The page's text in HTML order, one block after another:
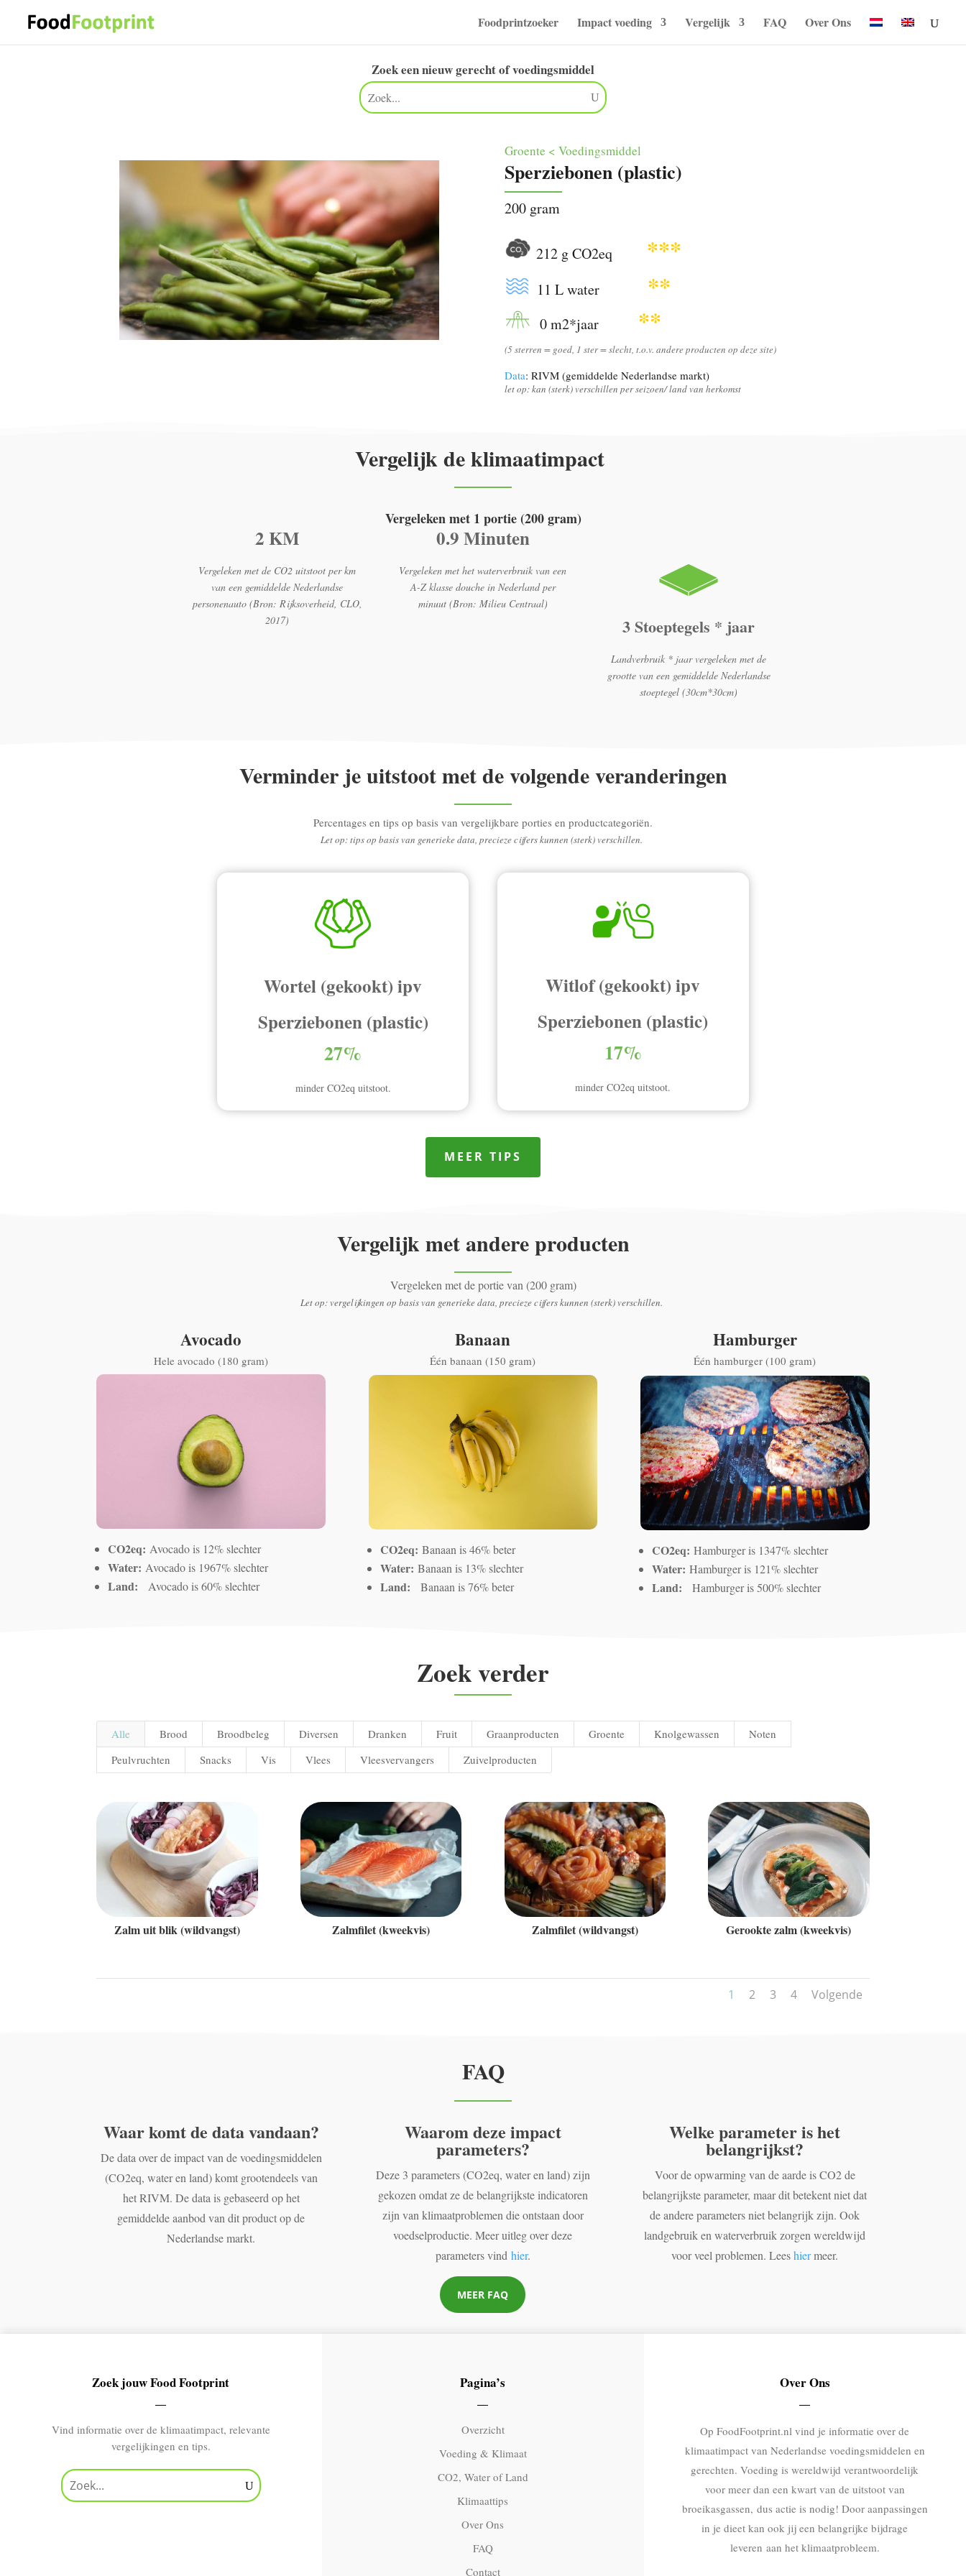
Foodprintzoeker Impact voeding Vergelijk FAQ Over Ons
Zoek een nieuw gerecht of voedingsmiddel
Groente < Voedingsmiddel
Sperziebonen (plastic)
200 gram
212 g CO2eq ***
11 L water **
0 m2*jaar **
(5 sterren = goed, 1 ster = slecht, t.o.v. andere producten op deze site)
Data: RIVM (gemiddelde Nederlandse markt)
let op: kan (sterk) verschillen per seizoen/ land van herkomst
Vergelijk de klimaatimpact
Vergeleken met 1 portie (200 gram)
2 KM
Vergeleken met de CO2 uitstoot per km
van een gemiddelde Nederlandse
personenauto (Bron: Rijksoverheid, CLO,
2017)
0.9 Minuten
Vergeleken met het waterverbruik van een
A-Z klasse douche in Nederland per
minuut (Bron: Milieu Centraal)
3 Stoeptegels * jaar
Landverbruik * jaar vergeleken met de
grootte van een gemiddelde Nederlandse
stoeptegel (30cm*30cm)
Verminder je uitstoot met de volgende veranderingen
Percentages en tips op basis van vergelijkbare porties en productcategoriën.
Let op: tips op basis van generieke data, precieze cijfers kunnen (sterk) verschillen.
Wortel (gekookt) ipv
Sperziebonen (plastic)
27%
minder CO2eq uitstoot.
Witlof (gekookt) ipv
Sperziebonen (plastic)
17%
minder CO2eq uitstoot.
MEER TIPS
Vergelijk met andere producten
Vergeleken met de portie van (200 gram)
Let op: vergelijkingen op basis van generieke data, precieze cijfers kunnen (sterk) verschillen.
Avocado
Hele avocado (180 gram)
CO2eq:Avocado is 12% slechter
Water:Avocado is 1967% slechter
Land:Avocado is 60% slechter
Banaan
Één banaan (150 gram)
CO2eq: Banaan is 46% beter
Water: Banaan is 13% slechter
Land: Banaan is 76% beter
Hamburger
Één hamburger (100 gram)
CO2eq: Hamburger is 1347% slechter
Water: Hamburger is 121% slechter
Land: Hamburger is 500% slechter
Zoek verder
Alle Brood Broodbeleg Diversen Dranken Fruit Graanproducten Groente Knolgewassen
Noten
Peulvruchten
Snacks Vis Vlees Vleesvervangers Zuivelproducten
Zalm uit blik (wildvangst) Zalmfilet (kweekvis) Zalmfilet (wildvangst) Gerookte zalm (kweekvis)
1 2 3 4 Volgende
FAQ
Waar komt de data vandaan?
De data over de impact van de voedingsmiddelen
(CO2eq, water en land) komt grootendeels van
het RIVM. De data is gebaseerd op het
gemiddelde aanbod van dit product op de
Nederlandse markt.
Waarom deze impact
parameters?
Deze 3 parameters (CO2eq, water en land) zijn
gekozen omdat ze de belangrijkste indicatoren
zijn van klimaatproblemen die ontstaan door
voedselproductie. Meer uitleg over deze
parameters vind hier.
Welke parameter is het
belangrijkst?
Voor de opwarming van de aarde is CO2 de
belangrijkste parameter, maar dit betekent niet dat
de andere parameters niet belangrijk zijn. Ook
landgebruik en waterverbruik zorgen wereldwijd
voor veel problemen. Leeshiermeer.
MEER FAQ
Zoek jouw Food Footprint
Vind informatie over de klimaatimpact, relevante
vergelijkingen en tips.
Pagina’s
Overzicht
Voeding & Klimaat
CO2, Water of Land
Klimaattips
Over Ons
FAQ
Contact
Over Ons
Op FoodFootprint.nl vind je informatie over de
klimaatimpact van Nederlandse voedingsmiddelen en
gerechten. Voeding is wereldwijd verantwoordelijk
voor meer dan een kwart van de uitstoot van
broeikasgassen, dus actie is nodig! Door aanpassingen
in je dieet kan ook jij een belangrijke bijdrage
leveren aan het klimaatprobleem.